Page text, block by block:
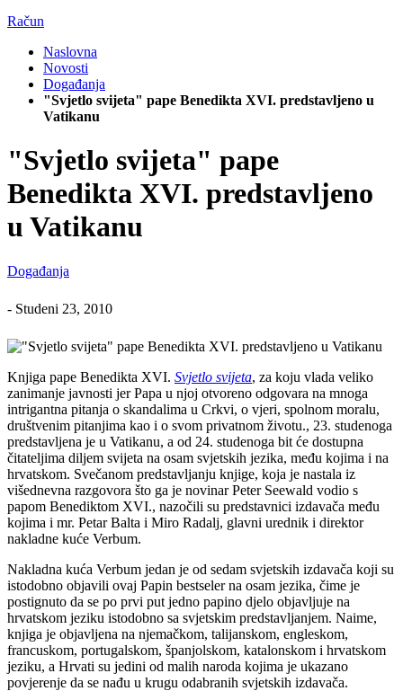
Račun
Naslovna
Novosti
Događanja
"Svjetlo svijeta" pape Benedikta XVI. predstavljeno u
Vatikanu
"Svjetlo svijeta" pape
Benedikta XVI. predstavljeno
u Vatikanu
Događanja
- Studeni 23, 2010
Knjiga pape Benedikta XVI. Svjetlo svijeta, za koju vlada veliko
zanimanje javnosti jer Papa u njoj otvoreno odgovara na mnoga
intrigantna pitanja o skandalima u Crkvi, o vjeri, spolnom moralu,
društvenim pitanjima kao i o svom privatnom životu., 23. studenoga
predstavljena je u Vatikanu, a od 24. studenoga bit će dostupna
čitateljima diljem svijeta na osam svjetskih jezika, među kojima i na
hrvatskom. Svečanom predstavljanju knjige, koja je nastala iz
višednevna razgovora što ga je novinar Peter Seewald vodio s
papom Benediktom XVI., nazočili su predstavnici izdavača među
kojima i mr. Petar Balta i Miro Radalj, glavni urednik i direktor
nakladne kuće Verbum.
Nakladna kuća Verbum jedan je od sedam svjetskih izdavača koji su
istodobno objavili ovaj Papin bestseler na osam jezika, čime je
postignuto da se po prvi put jedno papino djelo objavljuje na
hrvatskom jeziku istodobno sa svjetskim predstavljanjem. Naime,
knjiga je objavljena na njemačkom, talijanskom, engleskom,
francuskom, portugalskom, španjolskom, katalonskom i hrvatskom
jeziku, a Hrvati su jedini od malih naroda kojima je ukazano
povjerenje da se nađu u krugu odabranih svjetskih izdavača.